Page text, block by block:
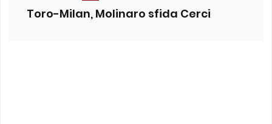
Toro-Milan, Molinaro sfida Cerci